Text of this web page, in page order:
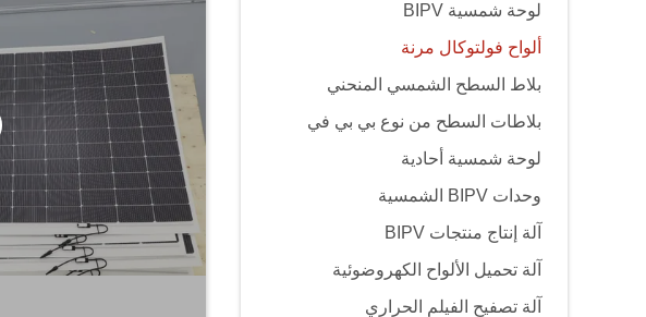
لوحة شمسية BIPV
ألواح فولتوكال مرنة
بلاط السطح الشمسي المنحني
بلاطات السطح من نوع بي بي في
لوحة شمسية أحادية
وحدات BIPV الشمسية
آلة إنتاج منتجات BIPV
آلة تحميل الألواح الكهروضوئية
آلة تصفيح الفيلم الحراري